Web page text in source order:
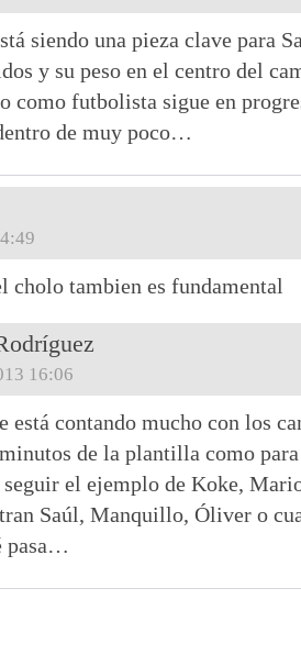
siendo una pieza clave para
y su peso en el centro del
como futbolista sigue en
de muy poco…
cholo tambien es fundamental
16:06
está contando mucho con los
de la plantilla como
seguir el ejemplo de Koke,
Saúl, Manquillo, Óliver o
pasa…